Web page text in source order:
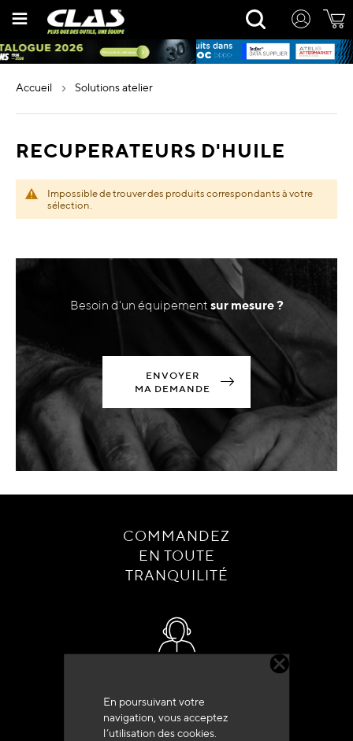
En poursuivant votre
navigation, vous acceptez
l’utilisation des cookies.
Rechercher
accueil solutions atelier
RECUPERATEURS D'HUILE
Impossible de trouver des produits correspondants à votre
sélection.
Besoin d'un équipement sur mesure ?
ENVOYER
MA DEMANDE
COMMANDEZ
EN TOUTE
TRANQUILITÉ
+33 (0)4 79 72 62 22 Taper 1